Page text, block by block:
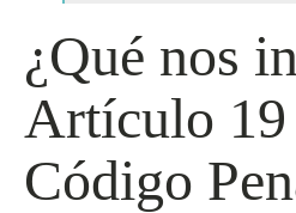
¿Qué nos
Artículo 19
Código